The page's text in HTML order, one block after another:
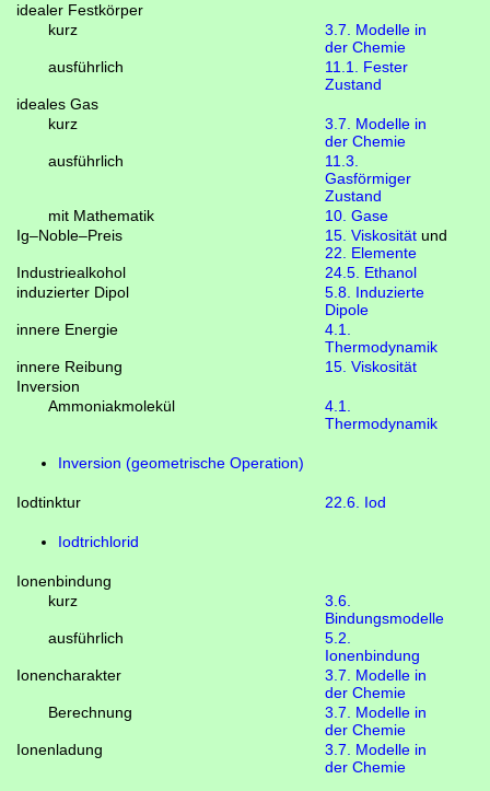
idealer Festkörper
kurz
3.7. Modelle in
der Chemie
ausführlich
11.1. Fester
Zustand
ideales Gas
kurz
3.7. Modelle in
der Chemie
ausführlich
11.3.
Gasförmiger
Zustand
mit Mathematik
10. Gase
Ig–Noble–Preis
15. Viskosität und
22. Elemente
Industriealkohol
24.5. Ethanol
induzierter Dipol
5.8. Induzierte
Dipole
innere Energie
4.1.
Thermodynamik
innere Reibung
15. Viskosität
Inversion
Ammoniakmolekül
4.1.
Thermodynamik
Inversion (geometrische Operation)
Iodtinktur 22.6. Iod
Iodtrichlorid
Ionenbindung
kurz
3.6.
Bindungsmodelle
ausführlich
5.2.
Ionenbindung
Ionencharakter
3.7. Modelle in
der Chemie
Berechnung
3.7. Modelle in
der Chemie
Ionenladung
3.7. Modelle in
der Chemie